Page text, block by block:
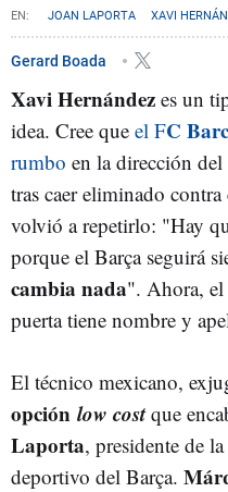
JOAN LAPORTA XAVI
Gerard Boada
Xavi Hernández es un
idea. Cree que el FC
rumbo en la dirección
tras caer eliminado contra
volvió a repetirlo: "Hay
porque el Barça seguirá
cambia nada". Ahora, el
puerta tiene nombre y
El técnico mexicano,
opción low costque
Laporta, presidente de
deportivo del Barça.